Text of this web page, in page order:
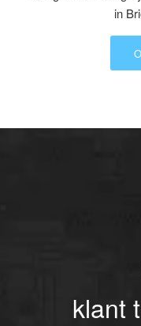
in
klant